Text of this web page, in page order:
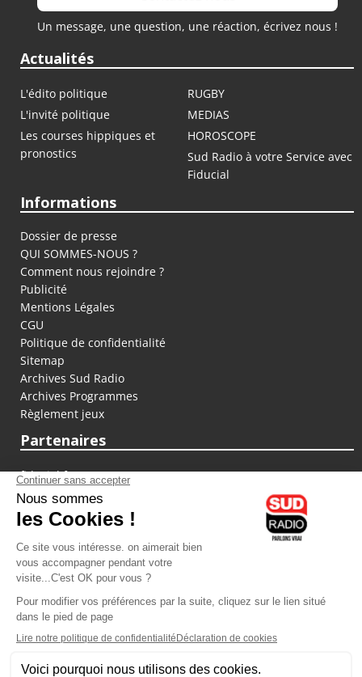
Un message, une question, une réaction, écrivez nous !
Actualités
L'édito politique
RUGBY
L'invité politique
MEDIAS
Les courses hippiques et
pronostics
HOROSCOPE
Sud Radio à votre Service avec
Fiducial
Informations
Dossier de presse
QUI SOMMES-NOUS ?
Comment nous rejoindre ?
Publicité
Mentions Légales
CGU
Politique de confidentialité
Sitemap
Archives Sud Radio
Archives Programmes
Règlement jeux
Partenaires
fiducial.fr
lyoncapitale.fr
olympique-et-lyonnais.com
L'application Iphone / Android
Téléchargez l'application
Les cookies
Gestion des cookies